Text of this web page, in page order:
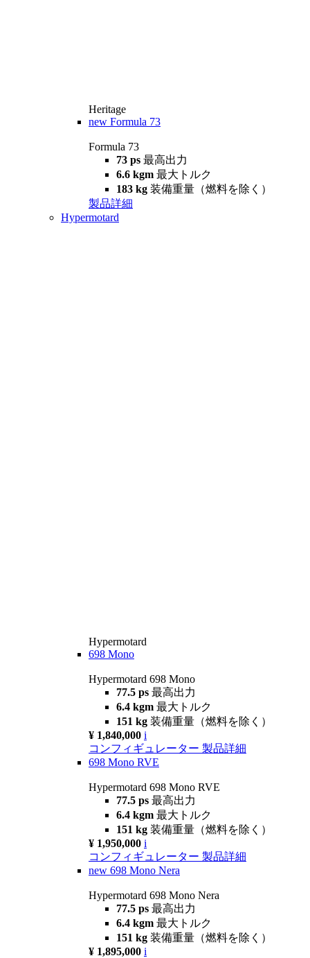
Heritage
new Formula 73
Formula 73
73 ps 最高出力
6.6 kgm 最大トルク
183 kg 装備重量（燃料を除く）
製品詳細
Hypermotard
Hypermotard
698 Mono
Hypermotard 698 Mono
77.5 ps 最高出力
6.4 kgm 最大トルク
151 kg 装備重量（燃料を除く）
¥ 1,840,000 i
コンフィギュレーター 製品詳細
698 Mono RVE
Hypermotard 698 Mono RVE
77.5 ps 最高出力
6.4 kgm 最大トルク
151 kg 装備重量（燃料を除く）
¥ 1,950,000 i
コンフィギュレーター 製品詳細
new 698 Mono Nera
Hypermotard 698 Mono Nera
77.5 ps 最高出力
6.4 kgm 最大トルク
151 kg 装備重量（燃料を除く）
¥ 1,895,000 i